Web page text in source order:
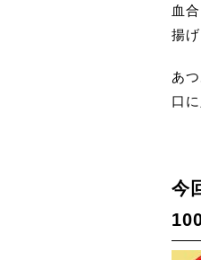
血
揚
あ
口
今